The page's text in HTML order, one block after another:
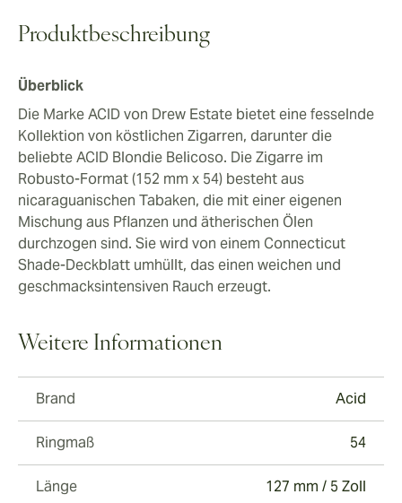
Produktbeschreibung
Überblick
Die Marke ACID von Drew Estate bietet eine fesselnde
Kollektion von köstlichen Zigarren, darunter die
beliebte ACID Blondie Belicoso. Die Zigarre im
Robusto-Format (152 mm x 54) besteht aus
nicaraguanischen Tabaken, die mit einer eigenen
Mischung aus Pflanzen und ätherischen Ölen
durchzogen sind. Sie wird von einem Connecticut
Shade-Deckblatt umhüllt, das einen weichen und
geschmacksintensiven Rauch erzeugt.
Weitere Informationen
Brand Acid
Ringmaß 54
Länge 127 mm / 5 Zoll